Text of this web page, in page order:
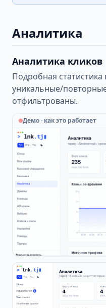
Аналитика
Аналитика кликов
Подробная
уникальные/
отфильтрованы.
Демо · как это работает